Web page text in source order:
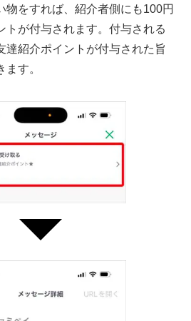
物をすれば、紹介者側にも100円
トが付与されます。付与される
達紹介ポイントが付与された旨
す。